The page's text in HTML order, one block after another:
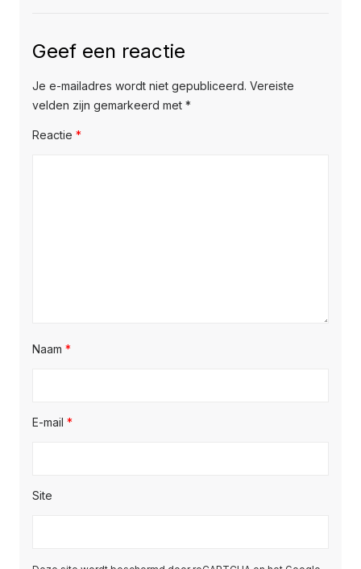
Geef een reactie
Je e-mailadres wordt niet gepubliceerd. Vereiste
velden zijn gemarkeerd met *
Reactie *
Naam *
E-mail *
Site